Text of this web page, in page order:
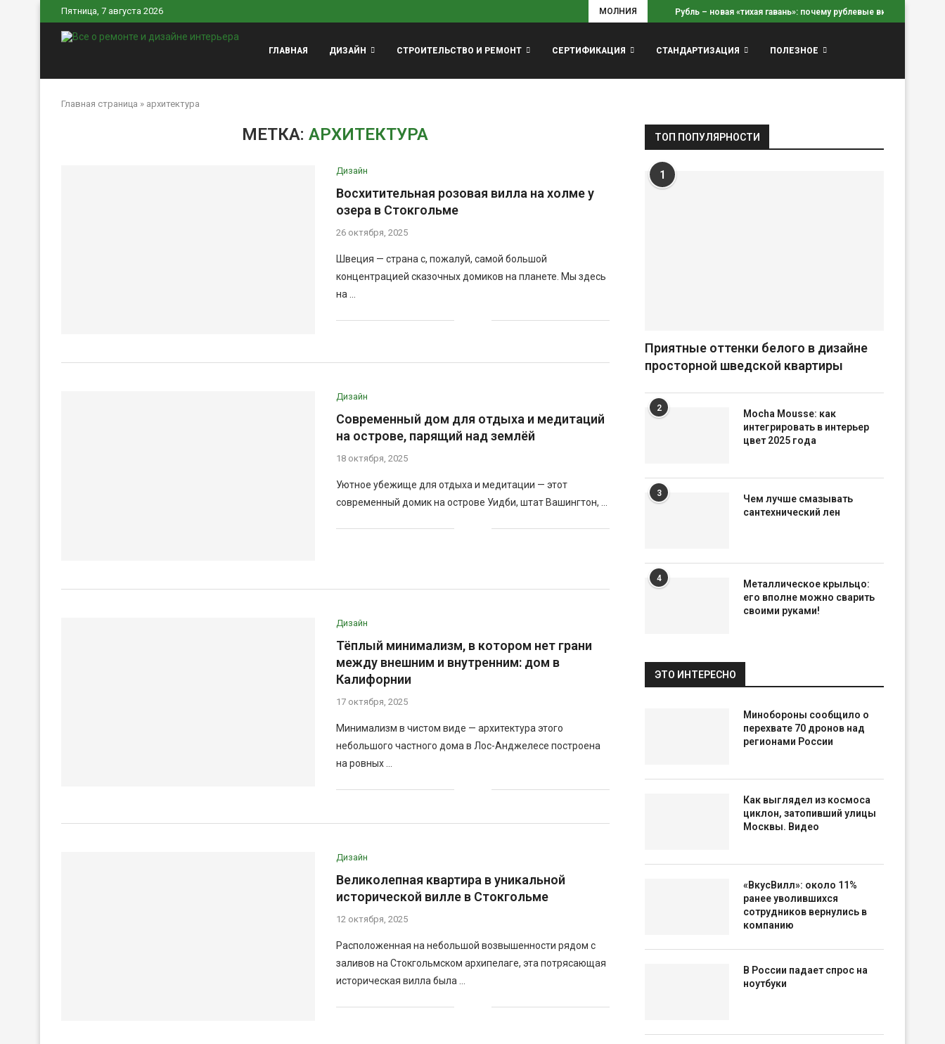
Пятница, 7 августа 2026 МОЛНИЯ Рубль – новая «тихая гавань»: почему рублевые вклады...
ГЛАВНАЯ ДИЗАЙН СТРОИТЕЛЬСТВО И РЕМОНТ СЕРТИФИКАЦИЯ СТАНДАРТИЗАЦИЯ ПОЛЕЗНОЕ
Главная страница » архитектура
МЕТКА:АРХИТЕКТУРА
Дизайн
Восхитительная розовая вилла на холме у
озера в Стокгольме
26 октября, 2025
Швеция — страна с, пожалуй, самой большой
концентрацией сказочных домиков на планете. Мы здесь
на …
Дизайн
Современный дом для отдыха и медитаций
на острове, парящий над землёй
18 октября, 2025
Уютное убежище для отдыха и медитации — этот
современный домик на острове Уидби, штат Вашингтон, …
Дизайн
Тёплый минимализм, в котором нет грани
между внешним и внутренним: дом в
Калифорнии
17 октября, 2025
Минимализм в чистом виде — архитектура этого
небольшого частного дома в Лос-Анджелесе построена
на ровных …
Дизайн
Великолепная квартира в уникальной
исторической вилле в Стокгольме
12 октября, 2025
Расположенная на небольшой возвышенности рядом с
заливов на Стокгольмском архипелаге, эта потрясающая
историческая вилла была …
ТОП ПОПУЛЯРНОСТИ
1
Приятные оттенки белого в дизайне
просторной шведской квартиры
2
Mocha Mousse: как
интегрировать в интерьер
цвет 2025 года
3
Чем лучше смазывать
сантехнический лен
4
Металлическое крыльцо:
его вполне можно сварить
своими руками!
ЭТО ИНТЕРЕСНО
Минобороны сообщило о
перехвате 70 дронов над
регионами России
Как выглядел из космоса
циклон, затопивший улицы
Москвы. Видео
«ВкусВилл»: около 11%
ранее уволившихся
сотрудников вернулись в
компанию
В России падает спрос на
ноутбуки